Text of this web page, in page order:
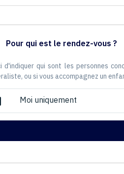
Pour qui est le rendez-vous ?
d'indiquer qui sont les personnes
ou si vous accompagnez un
Moi uniquement